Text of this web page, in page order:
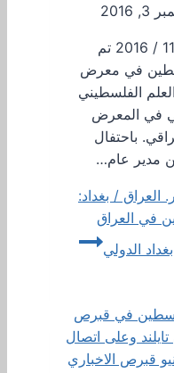
2016
تاريخ النشر : 04 / 11 / 2016 تم
في معرض
الفلسطيني
في المعرض
باحتفال
مدير عام…
العراق / بغداد:
في العراق
الدولي